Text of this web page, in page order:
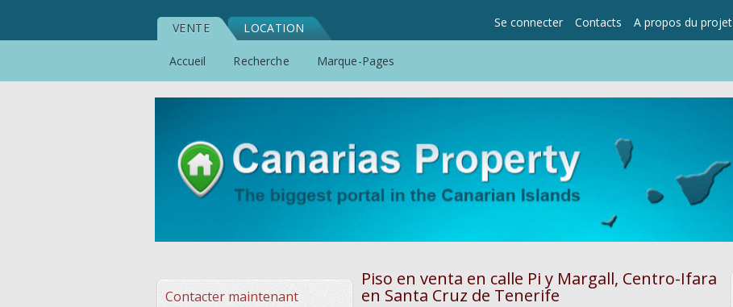
VENTE LOCATION A propos du projet
Contacts
Se connecter
Accueil Recherche Marque-Pages
Piso en venta en calle Pi y Margall, Centro-Ifara
en Santa Cruz de Tenerife
Contacter maintenant